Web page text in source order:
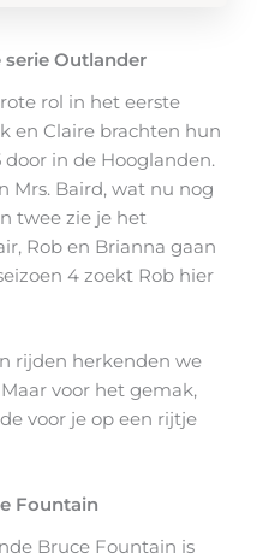
serie Outlander
rol in het eerste
en Claire brachten hun
in de Hooglanden.
Mrs. Baird, wat nu nog
twee zie je het
Rob en Brianna gaan
4 zoekt Rob hier
rijden herkenden we
voor het gemak,
voor je op een rijtje
Fountain
Bruce Fountain is